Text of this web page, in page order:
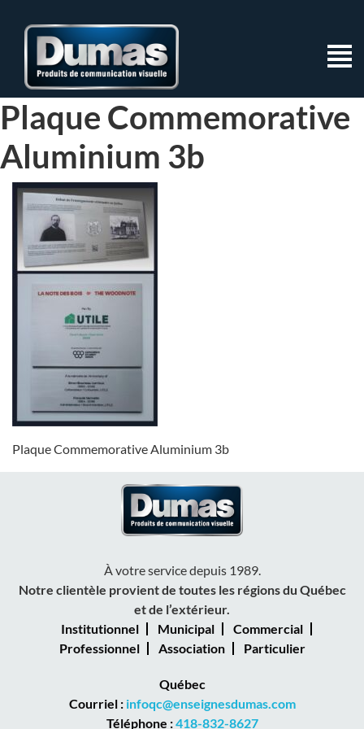
Plaque Commemorative
Aluminium 3b
Plaque Commemorative Aluminium 3b
À votre service depuis 1989.
Notre clientèle provient de toutes les régions du Québec
et de l’extérieur.
Institutionnel
Municipal
Commercial
Professionnel
Association Particulier
Québec
Courriel : infoqc@enseignesdumas.com
Téléphone :418-832-8627